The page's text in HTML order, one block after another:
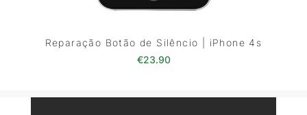
Reparação Botão de Silêncio | iPhone 4s
€23.90